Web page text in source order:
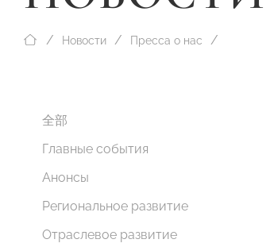
Новости Пресса о нас
全部
Главные события
Анонсы
Региональное развитие
Отраслевое развитие